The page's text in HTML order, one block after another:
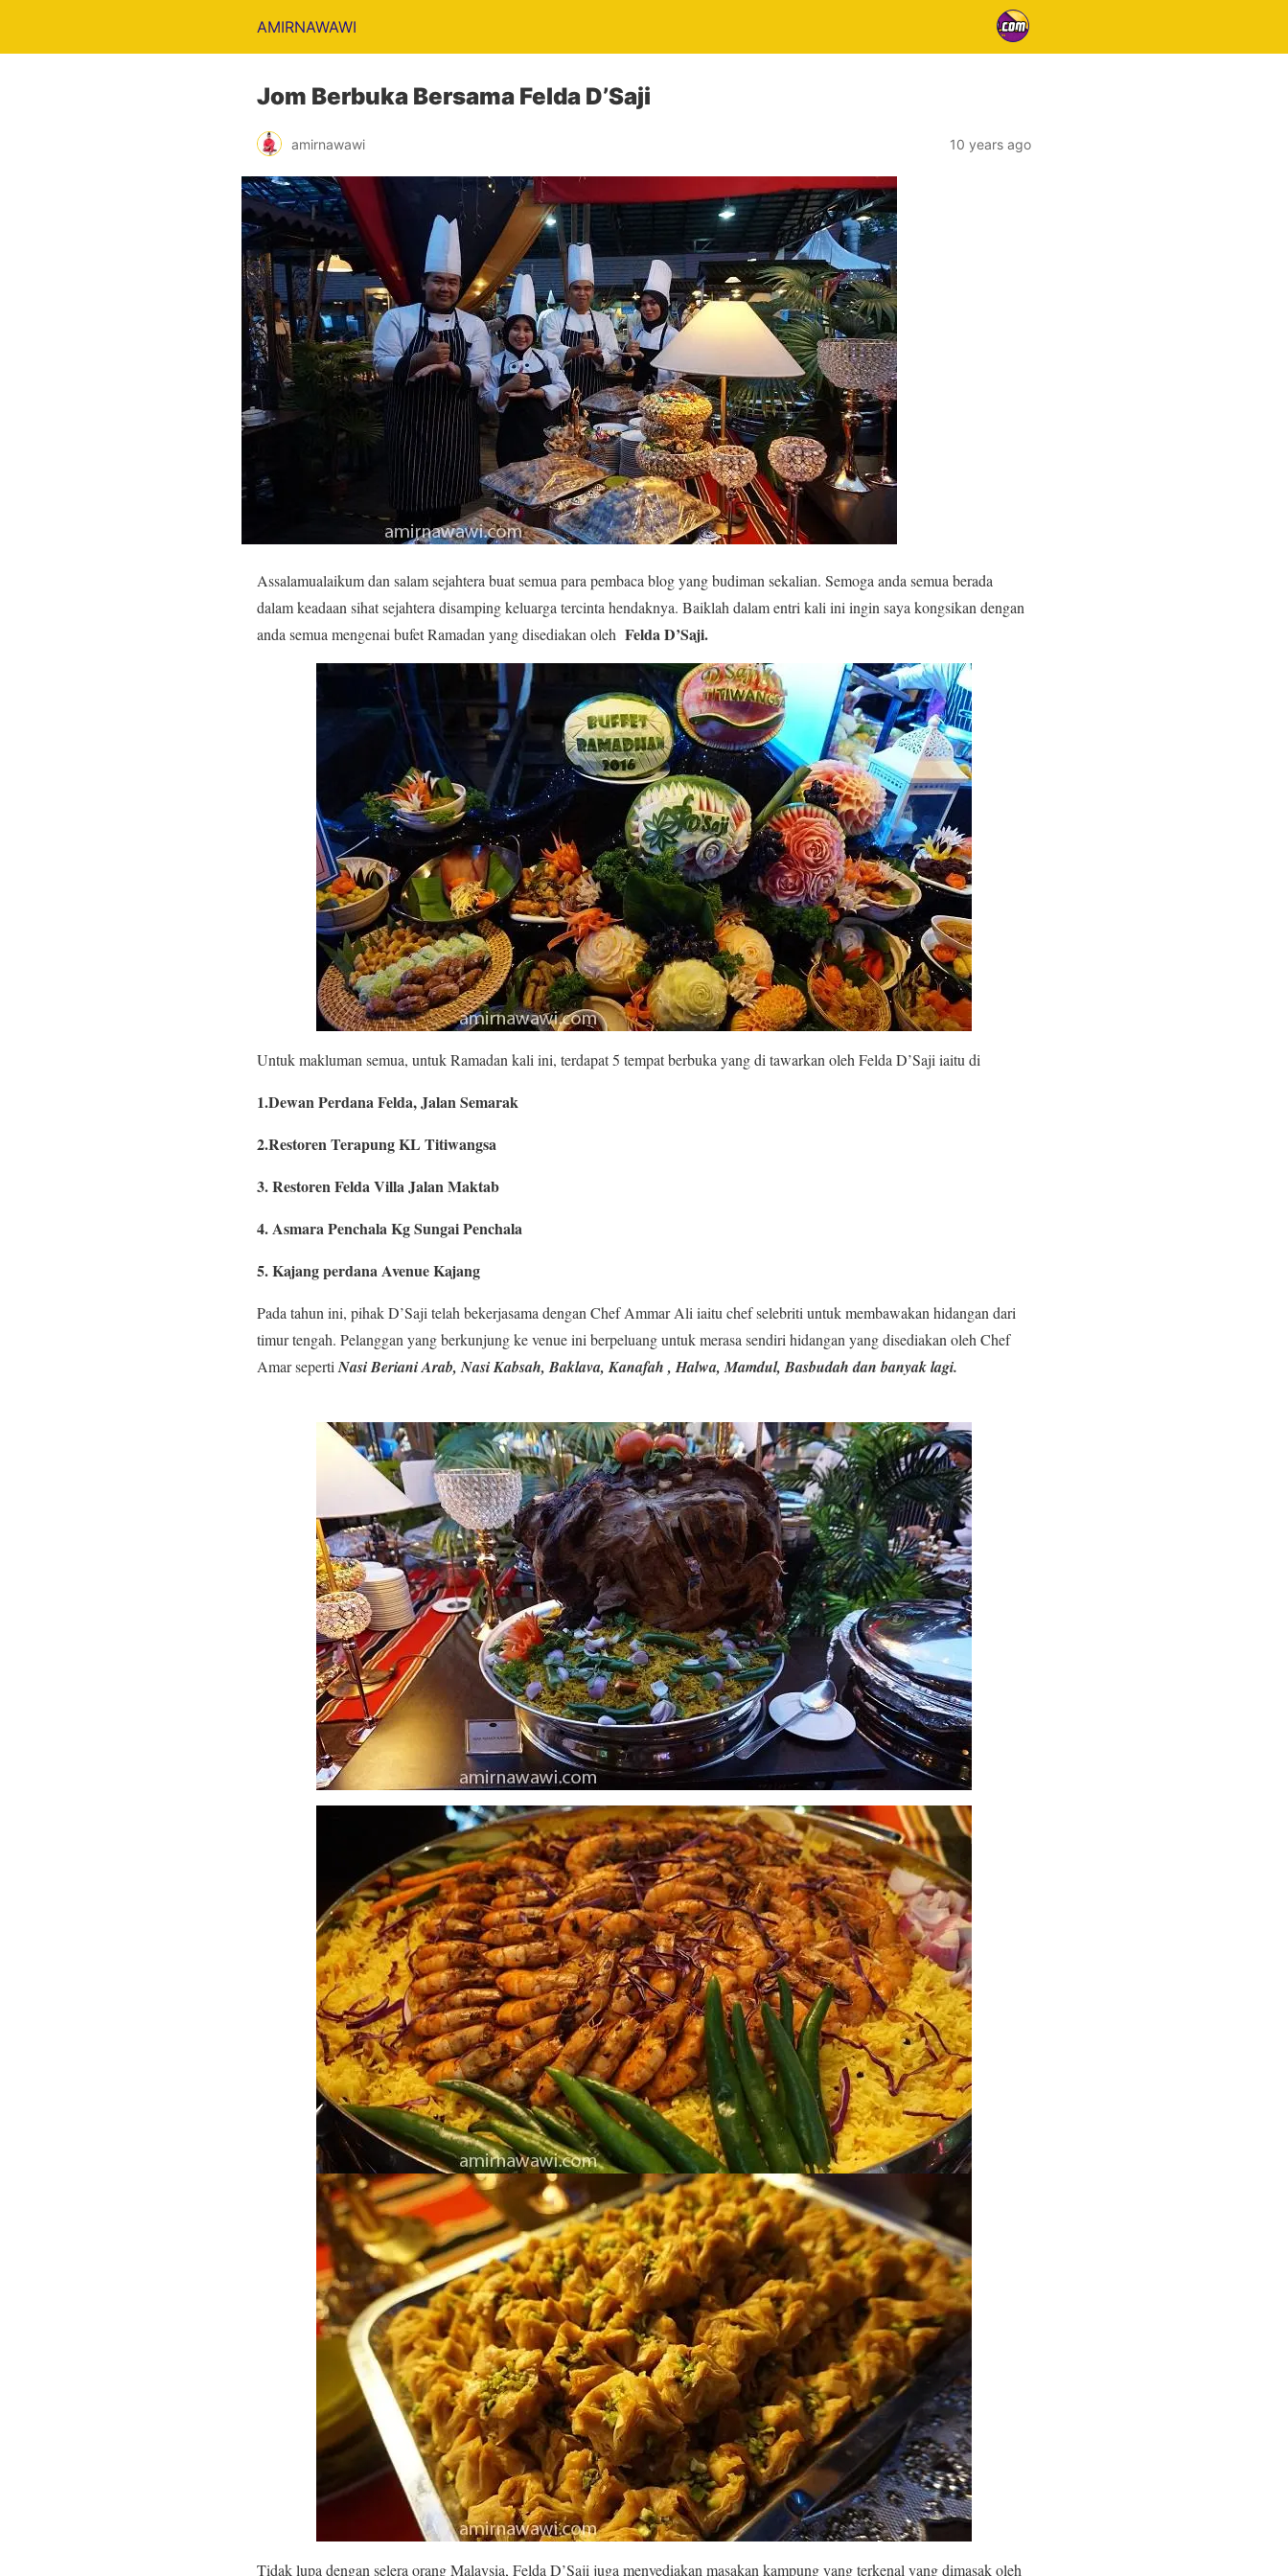
AMIRNAWAWI
Jom Berbuka Bersama Felda D’Saji
amirnawawi 10 years ago
Assalamualaikum dan salam sejahtera buat semua para pembaca blog yang budiman sekalian. Semoga anda semua berada
dalam keadaan sihat sejahtera disamping keluarga tercinta hendaknya. Baiklah dalam entri kali ini ingin saya kongsikan dengan
anda semua mengenai bufet Ramadan yang disediakan oleh Felda D’Saji.
Untuk makluman semua, untuk Ramadan kali ini, terdapat 5 tempat berbuka yang di tawarkan oleh Felda D’Saji iaitu di
1.Dewan Perdana Felda, Jalan Semarak
2.Restoren Terapung KL Titiwangsa
3. Restoren Felda Villa Jalan Maktab
4. Asmara Penchala Kg Sungai Penchala
5. Kajang perdana Avenue Kajang
Pada tahun ini, pihak D’Saji telah bekerjasama dengan Chef Ammar Ali iaitu chef selebriti untuk membawakan hidangan dari
timur tengah. Pelanggan yang berkunjung ke venue ini berpeluang untuk merasa sendiri hidangan yang disediakan oleh Chef
Amar seperti Nasi Beriani Arab, Nasi Kabsah, Baklava, Kanafah , Halwa, Mamdul, Basbudah dan banyak lagi.
Tidak lupa dengan selera orang Malaysia, Felda D’Saji juga menyediakan masakan kampung yang terkenal yang dimasak oleh